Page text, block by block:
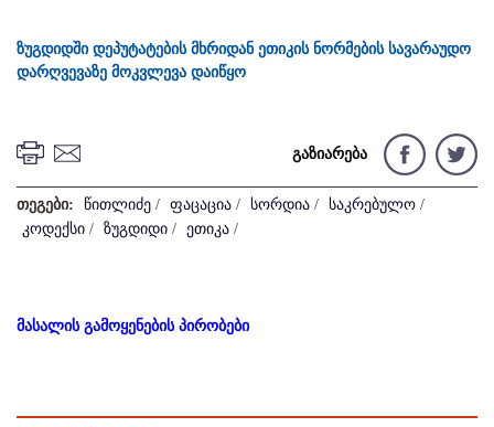
ზუგდიდში დეპუტატების მხრიდან ეთიკის ნორმების სავარაუდო
დარღვევაზე მოკვლევა დაიწყო
გაზიარება
თეგები: წითლიძე / ფაცაცია / სორდია / საკრებულო /
კოდექსი / ზუგდიდი / ეთიკა /
მასალის გამოყენების პირობები